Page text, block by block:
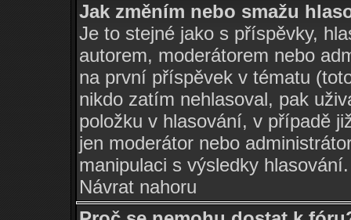
Jak změním nebo smažu
Je to stejné jako s příspěvky,
autorem, moderátorem nebo
na první příspěvek v tématu
nikdo zatím nehlasoval, pak
položku v hlasování, v případě
jen moderátor nebo
manipulaci s výsledky hlasování.
Návrat nahoru